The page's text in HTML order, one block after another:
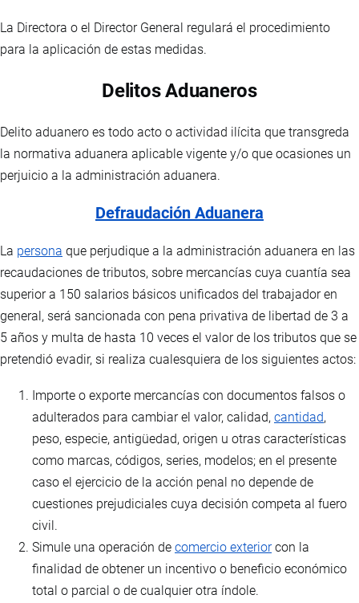
La Directora o el Director General regulará el procedimiento
para la aplicación de estas medidas.
Delitos Aduaneros
Delito aduanero es todo acto o actividad ilícita que transgreda
la normativa aduanera aplicable vigente y/o que ocasiones un
perjuicio a la administración aduanera.
Defraudación Aduanera
La persona que perjudique a la administración aduanera en las
recaudaciones de tributos, sobre mercancías cuya cuantía sea
superior a 150 salarios básicos unificados del trabajador en
general, será sancionada con pena privativa de libertad de 3 a
5 años y multa de hasta 10 veces el valor de los tributos que se
pretendió evadir, si realiza cualesquiera de los siguientes actos:
Importe o exporte mercancías con documentos falsos o
adulterados para cambiar el valor, calidad, cantidad,
peso, especie, antigüedad, origen u otras características
como marcas, códigos, series, modelos; en el presente
caso el ejercicio de la acción penal no depende de
cuestiones prejudiciales cuya decisión competa al fuero
civil.
Simule una operación de comercio exteriorcon la
finalidad de obtener un incentivo o beneficio económico
total o parcial o de cualquier otra índole.